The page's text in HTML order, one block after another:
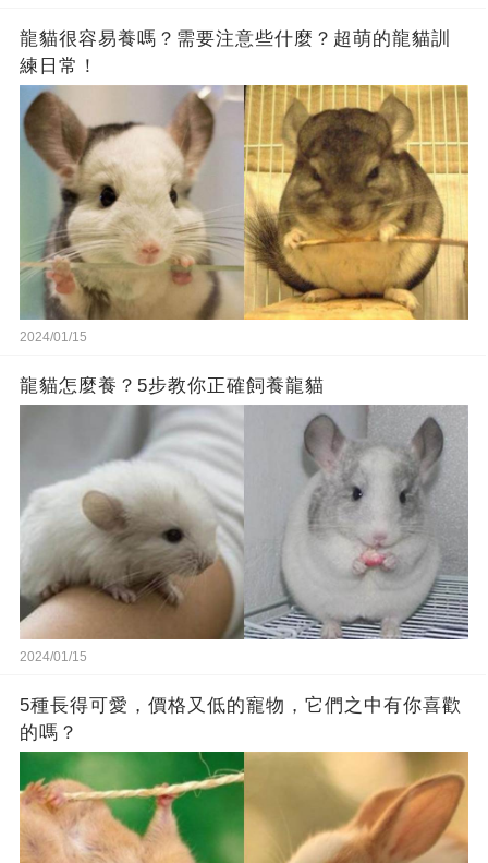
龍貓很容易養嗎？需要注意些什麼？超萌的龍貓訓
練日常！
2024/01/15
龍貓怎麼養？5步教你正確飼養龍貓
2024/01/15
5種長得可愛，價格又低的寵物，它們之中有你喜歡
的嗎？